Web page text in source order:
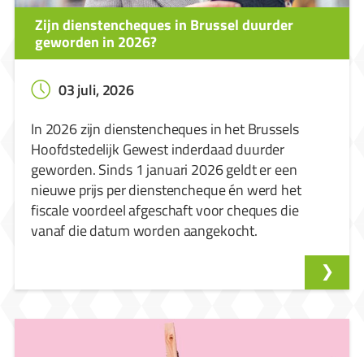
Zijn dienstencheques in Brussel duurder
geworden in 2026?
03 juli, 2026
In 2026 zijn dienstencheques in het Brussels
Hoofdstedelijk Gewest inderdaad duurder
geworden. Sinds 1 januari 2026 geldt er een
nieuwe prijs per dienstencheque én werd het
fiscale voordeel afgeschaft voor cheques die
vanaf die datum worden aangekocht.